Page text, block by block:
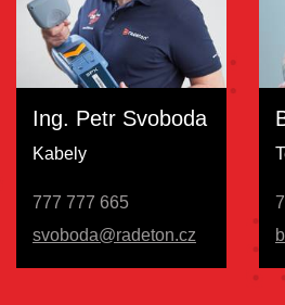
Ing. Petr Svoboda
Kabely
777 777 665
svoboda@radeton.cz